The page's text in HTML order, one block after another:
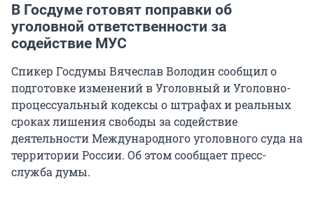
В Госдуме готовят поправки об
уголовной ответственности за
содействие МУС
Спикер Госдумы Вячеслав Володин сообщил о
подготовке изменений в Уголовный и Уголовно-
процессуальный кодексы о штрафах и реальных
сроках лишения свободы за содействие
деятельности Международного уголовного суда на
территории России. Об этом сообщает пресс-
служба думы.